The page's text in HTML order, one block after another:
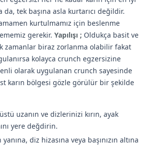
tek başına asla kurtarıcı değildir.
kurtulmamız için beslenme
gerekir. Yapılışı ; Oldukça basit ve
zamanlar biraz zorlanma olabilir fakat
kolayca crunch egzersizine
olarak uygulanan crunch sayesinde
karın bölgesi gözle görülür bir şekilde
uzanın ve dizlerinizi kırın, ayak
yere değdirin.
diz hizasına veya başınızın altına